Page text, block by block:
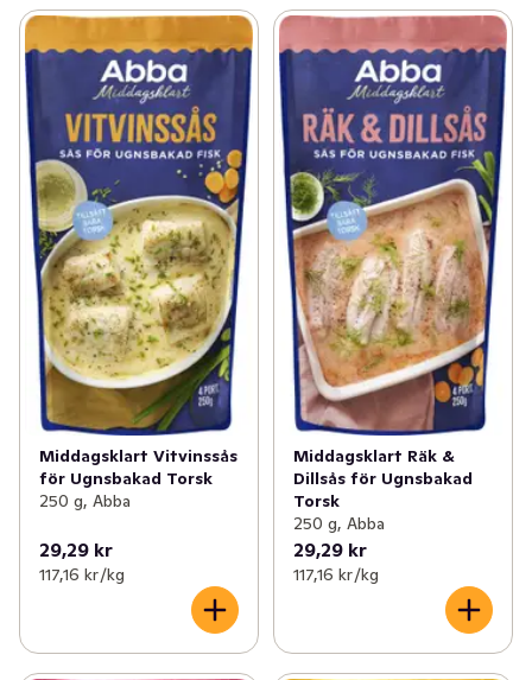
Middagsklart Vitvinssås
för Ugnsbakad Torsk
250 g, Abba
29,29 kr
117,16 kr /kg
Middagsklart Räk &
Dillsås för Ugnsbakad
Torsk
250 g, Abba
29,29 kr
117,16 kr /kg